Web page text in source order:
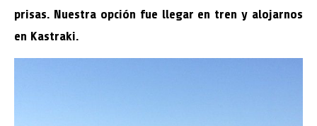
prisas. Nuestra opción fue llegar en tren y alojarnos
en Kastraki.